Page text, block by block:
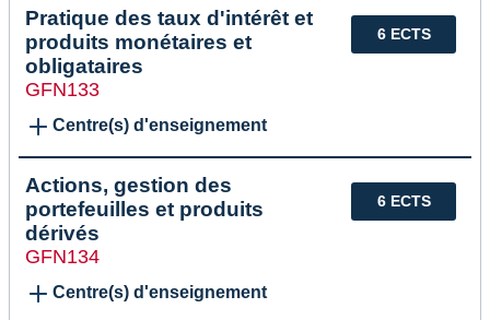
6 ECTS
Pratique des taux d'intérêt et
produits monétaires et
obligataires
GFN133
Centre(s) d'enseignement
6 ECTS
Actions, gestion des
portefeuilles et produits
dérivés
GFN134
Centre(s) d'enseignement